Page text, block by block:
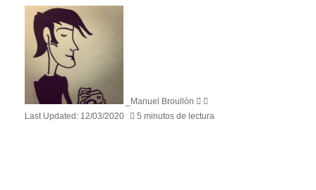
_Manuel Broullón
Last Updated: 12/03/2020 5 minutos de lectura